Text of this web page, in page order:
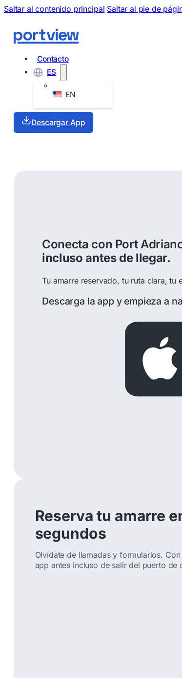
Saltar al contenido principal Saltar al pie de
Contacto
ES
EN
Descargar App
Conecta con Port
incluso antes de llegar.
Tu amarre reservado, tu ruta clara, tu
Descarga la app y empieza a
Reserva tu amarre
segundos
Olvídate de llamadas y formularios.
app antes incluso de salir del puerto de